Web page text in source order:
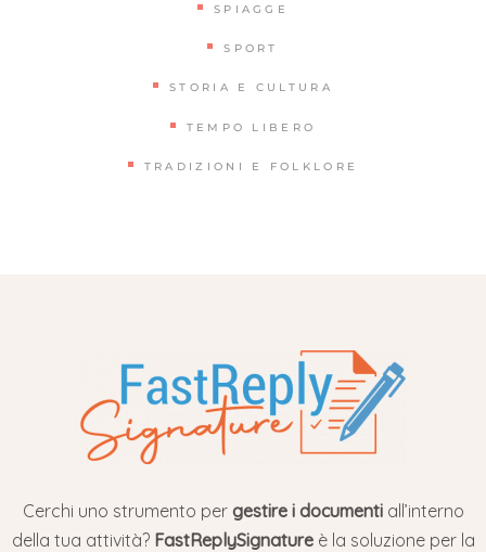
SPIAGGE
SPORT
STORIA E CULTURA
TEMPO LIBERO
TRADIZIONI E FOLKLORE
Cerchi uno strumento per gestire i documentiall’interno
della tua attività? FastReplySignatureè la soluzione per la